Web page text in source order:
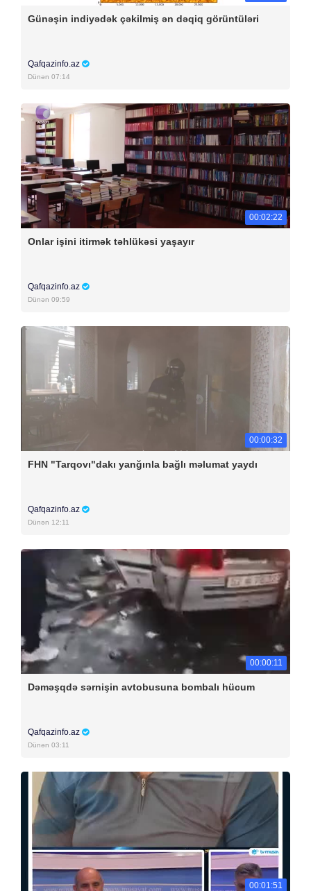
Günəşin indiyədək çəkilmiş ən dəqiq görüntüləri
Qafqazinfo.az
Dünən 07:14
00:02:22
Onlar işini itirmək təhlükəsi yaşayır
Qafqazinfo.az
Dünən 09:59
00:00:32
FHN "Tarqovı"dakı yanğınla bağlı məlumat yaydı
Qafqazinfo.az
Dünən 12:11
00:00:11
Dəməşqdə sərnişin avtobusuna bombalı hücum
Qafqazinfo.az
Dünən 03:11
00:01:51